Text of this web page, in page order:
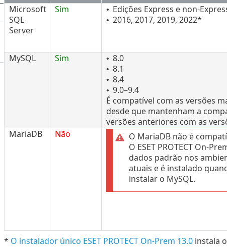
Microsoft
SQL
Server
Sim • Edições Express e non-
• 2016, 2017, 2019, 2022*
MySQL
Sim • 8.0
• 8.1
• 8.4
• 9.0–9.4
É compatível com as versões
desde que mantenham a
versões anteriores com as
MariaDB Não
O MariaDB não é
O ESET PROTECT On-
dados padrão nos
atuais e é instalado
instalar o MySQL.
* O instalador único ESET PROTECT On-Prem 13.0instala o